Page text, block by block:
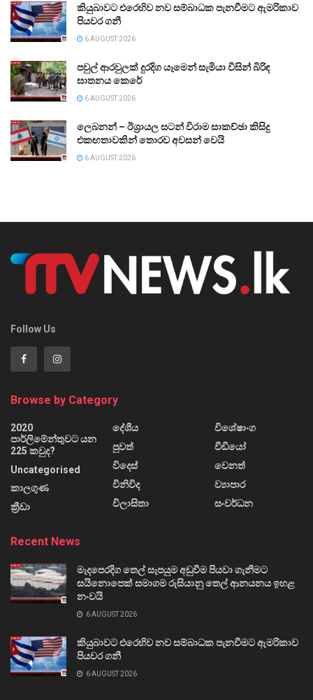
කියුබාවට එරෙහිව නව සම්බාධක පැනවීමට ඇමරිකාව
පියවර ගනී
6 AUGUST 2026
පවුල් ආරවුලක් දුරදිග යෑමෙන් සැමියා විසින් බිරිඳ
ඝාතනය කෙරේ
6 AUGUST 2026
ලෙබනන් – ඊශ්‍රායල සටන් විරාම සාකච්ඡා කිසිදු
එකඟතාවකින් තොරව අවසන් වෙයි
6 AUGUST 2026
Follow Us
Browse by Category
2020
පාර්ලිමේන්තුවට යන
225 කවුද?
Uncategorised
කාලගුණ
ක්‍රීඩා
දේශීය
පුවත්
විදෙස්
විනිවිද
විලාසිතා
විශේෂාංග
වීඩියෝ
වෙනත්
ව්‍යාපාර
සංවර්ධන
Recent News
මැදපෙරදිග තෙල් සැපයුම අඩුවීම පියවා ගැනීමට
සයිනොපෙක් සමාගම රුසියානු තෙල් ආනයනය ඉහළ
නංවයි
6 AUGUST 2026
කියුබාවට එරෙහිව නව සම්බාධක පැනවීමට ඇමරිකාව
පියවර ගනී
6 AUGUST 2026